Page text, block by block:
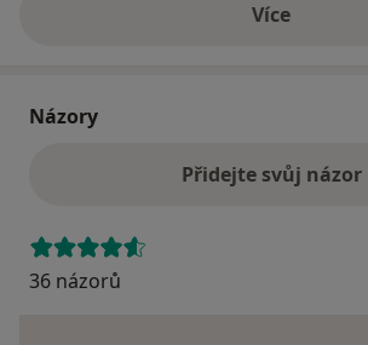
Víceo adrese
Názory
Přidejte svůj názor
36 názorů